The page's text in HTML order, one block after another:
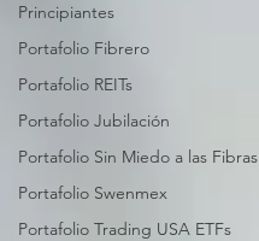
Principiantes
Portafolio Fibrero
Portafolio REITs
Portafolio Jubilación
Portafolio Sin Miedo a las Fibras
Portafolio Swenmex
Portafolio Trading USA ETFs